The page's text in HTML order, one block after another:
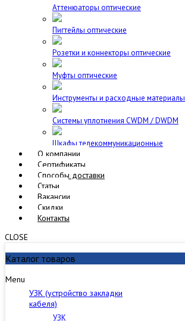
Аттенюаторы оптические
Пигтейлы оптические
Розетки и коннекторы оптические
Муфты оптические
Инструменты и расходные материалы
Cистемы уплотнения CWDM / DWDM
Шкафы телекоммуникационные
О компании
Сертификаты
Способы доставки
Статьи
Вакансии
Скидки
Контакты
CLOSE
Каталог товаров
Menu
УЗК (устройство закладки
кабеля)
УЗК